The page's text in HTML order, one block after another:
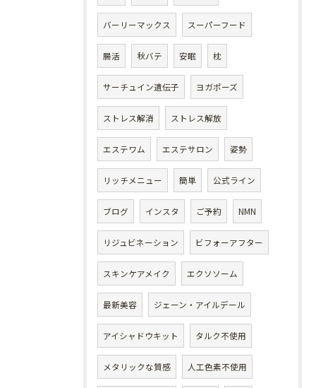
バーリーマックス スーパーフード
腸活 秋バテ 安眠 枕
サーチュイン遺伝子 ヨガポーズ
ストレス解消 ストレス解放
エステワム エステサロン 姿勢
リッチメニュー 簡単 公式ライン
ブログ インスタ ご予約 NMN
リジュビネーション ビフォーアフター
スキンケアメイク エクソソーム
最新美容 ジェーン・アイルデール
アイシャドウキット タルク不使用
メタリックな質感 人工色素不使用